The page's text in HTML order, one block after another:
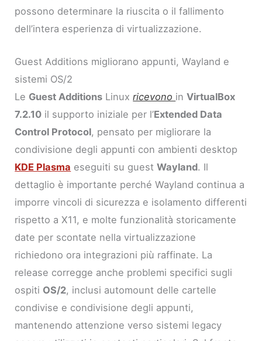
possono determinare la riuscita o il fallimento
dell’intera esperienza di virtualizzazione.
Guest Additions migliorano appunti, Wayland e
sistemi OS/2
Le Guest Additions Linuxricevono inVirtualBox
7.2.10 il supporto iniziale per l’Extended Data
Control Protocol, pensato per migliorare la
condivisione degli appunti con ambienti desktop
KDE Plasma eseguiti su guestWayland. Il
dettaglio è importante perché Wayland continua a
imporre vincoli di sicurezza e isolamento differenti
rispetto a X11, e molte funzionalità storicamente
date per scontate nella virtualizzazione
richiedono ora integrazioni più raffinate. La
release corregge anche problemi specifici sugli
ospiti OS/2, inclusi automount delle cartelle
condivise e condivisione degli appunti,
mantenendo attenzione verso sistemi legacy